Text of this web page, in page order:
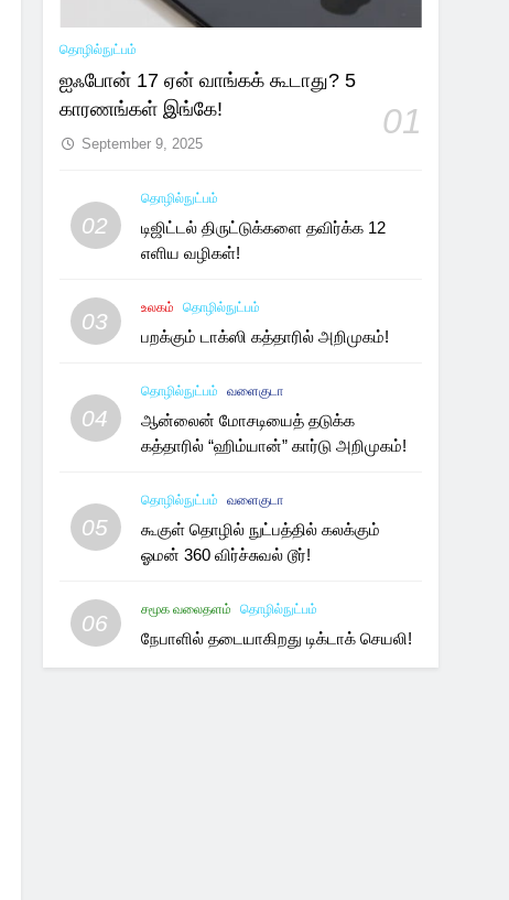
தொழில்நுட்பம்
ஐஃபோன் 17 ஏன் வாங்கக் கூடாது? 5
காரணங்கள் இங்கே!
01
September 9, 2025
02
தொழில்நுட்பம்
டிஜிட்டல் திருட்டுக்களை தவிர்க்க 12
எளிய வழிகள்!
03
உலகம் தொழில்நுட்பம்
பறக்கும் டாக்ஸி கத்தாரில் அறிமுகம்!
04
தொழில்நுட்பம் வளைகுடா
ஆன்லைன் மோசடியைத் தடுக்க
கத்தாரில் “ஹிம்யான்” கார்டு அறிமுகம்!
05
தொழில்நுட்பம் வளைகுடா
கூகுள் தொழில் நுட்பத்தில் கலக்கும்
ஓமன் 360 விர்ச்சுவல் டூர்!
06
சமூக வலைதளம் தொழில்நுட்பம்
நேபாளில் தடையாகிறது டிக்டாக் செயலி!